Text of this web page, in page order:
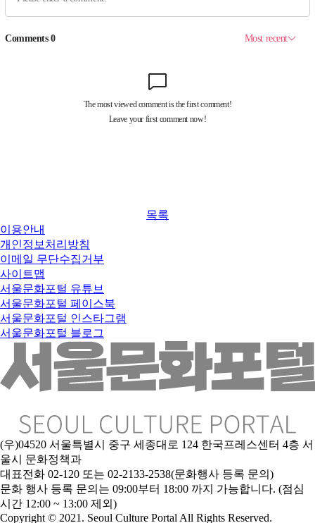
목록
이용안내
개인정보처리방침
이메일 무단수집거부
사이트맵
서울문화포털 유튜브
서울문화포털 페이스북
서울문화포털 인스타그램
서울문화포털 블로그
(우)04520 서울특별시 중구 세종대로 124 한국프레스센터 4층 서
울시 문화정책과
대표전화 02-120 또는 02-2133-2538(문화행사 등록 문의)
문화 행사 등록 문의는 09:00부터 18:00 까지 가능합니다. (점심
시간 12:00 ~ 13:00 제외)
Copyright © 2021. Seoul Culture Portal All Rights Reserved.